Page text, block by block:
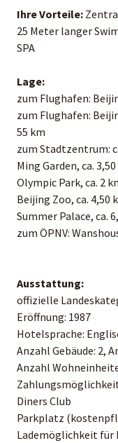
Ihre Vorteile:
25 Meter langer
SPA
Lage:
zum Flughafen:
zum Flughafen:
55 km
zum Stadtzentrum:
Ming Garden, ca.
Olympic Park, ca. 2
Beijing Zoo, ca. 4,50
Summer Palace, ca.
zum ÖPNV:
Ausstattung:
offizielle
Eröffnung: 1987
Hotelsprache:
Anzahl Gebäude: 2,
Anzahl
Diners Club
Parkplatz
Lademöglichkeit